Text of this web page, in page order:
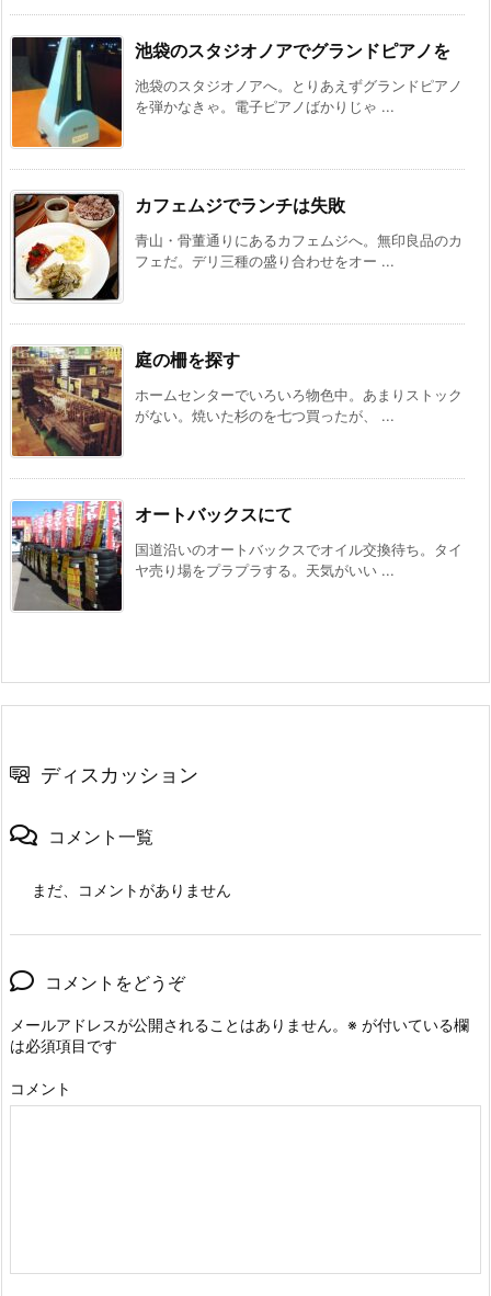
池袋のスタジオノアでグランドピアノを
池袋のスタジオノアへ。とりあえずグランドピアノ
を弾かなきゃ。電子ピアノばかりじゃ ...
カフェムジでランチは失敗
青山・骨董通りにあるカフェムジへ。無印良品のカ
フェだ。デリ三種の盛り合わせをオー ...
庭の柵を探す
ホームセンターでいろいろ物色中。あまりストック
がない。焼いた杉のを七つ買ったが、 ...
オートバックスにて
国道沿いのオートバックスでオイル交換待ち。タイ
ヤ売り場をプラプラする。天気がいい ...
ディスカッション
コメント一覧
まだ、コメントがありません
コメントをどうぞ
メールアドレスが公開されることはありません。 ※ が付いている欄
は必須項目です
コメント